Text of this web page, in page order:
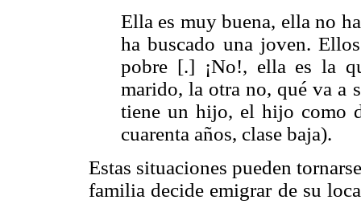
Ella es muy buena, ella no
ha buscado una joven.
pobre [.] ¡No!, ella es la
marido, la otra no, qué va a
tiene un hijo, el hijo como
cuarenta años, clase baja).
Estas situaciones pueden
familia decide emigrar de su